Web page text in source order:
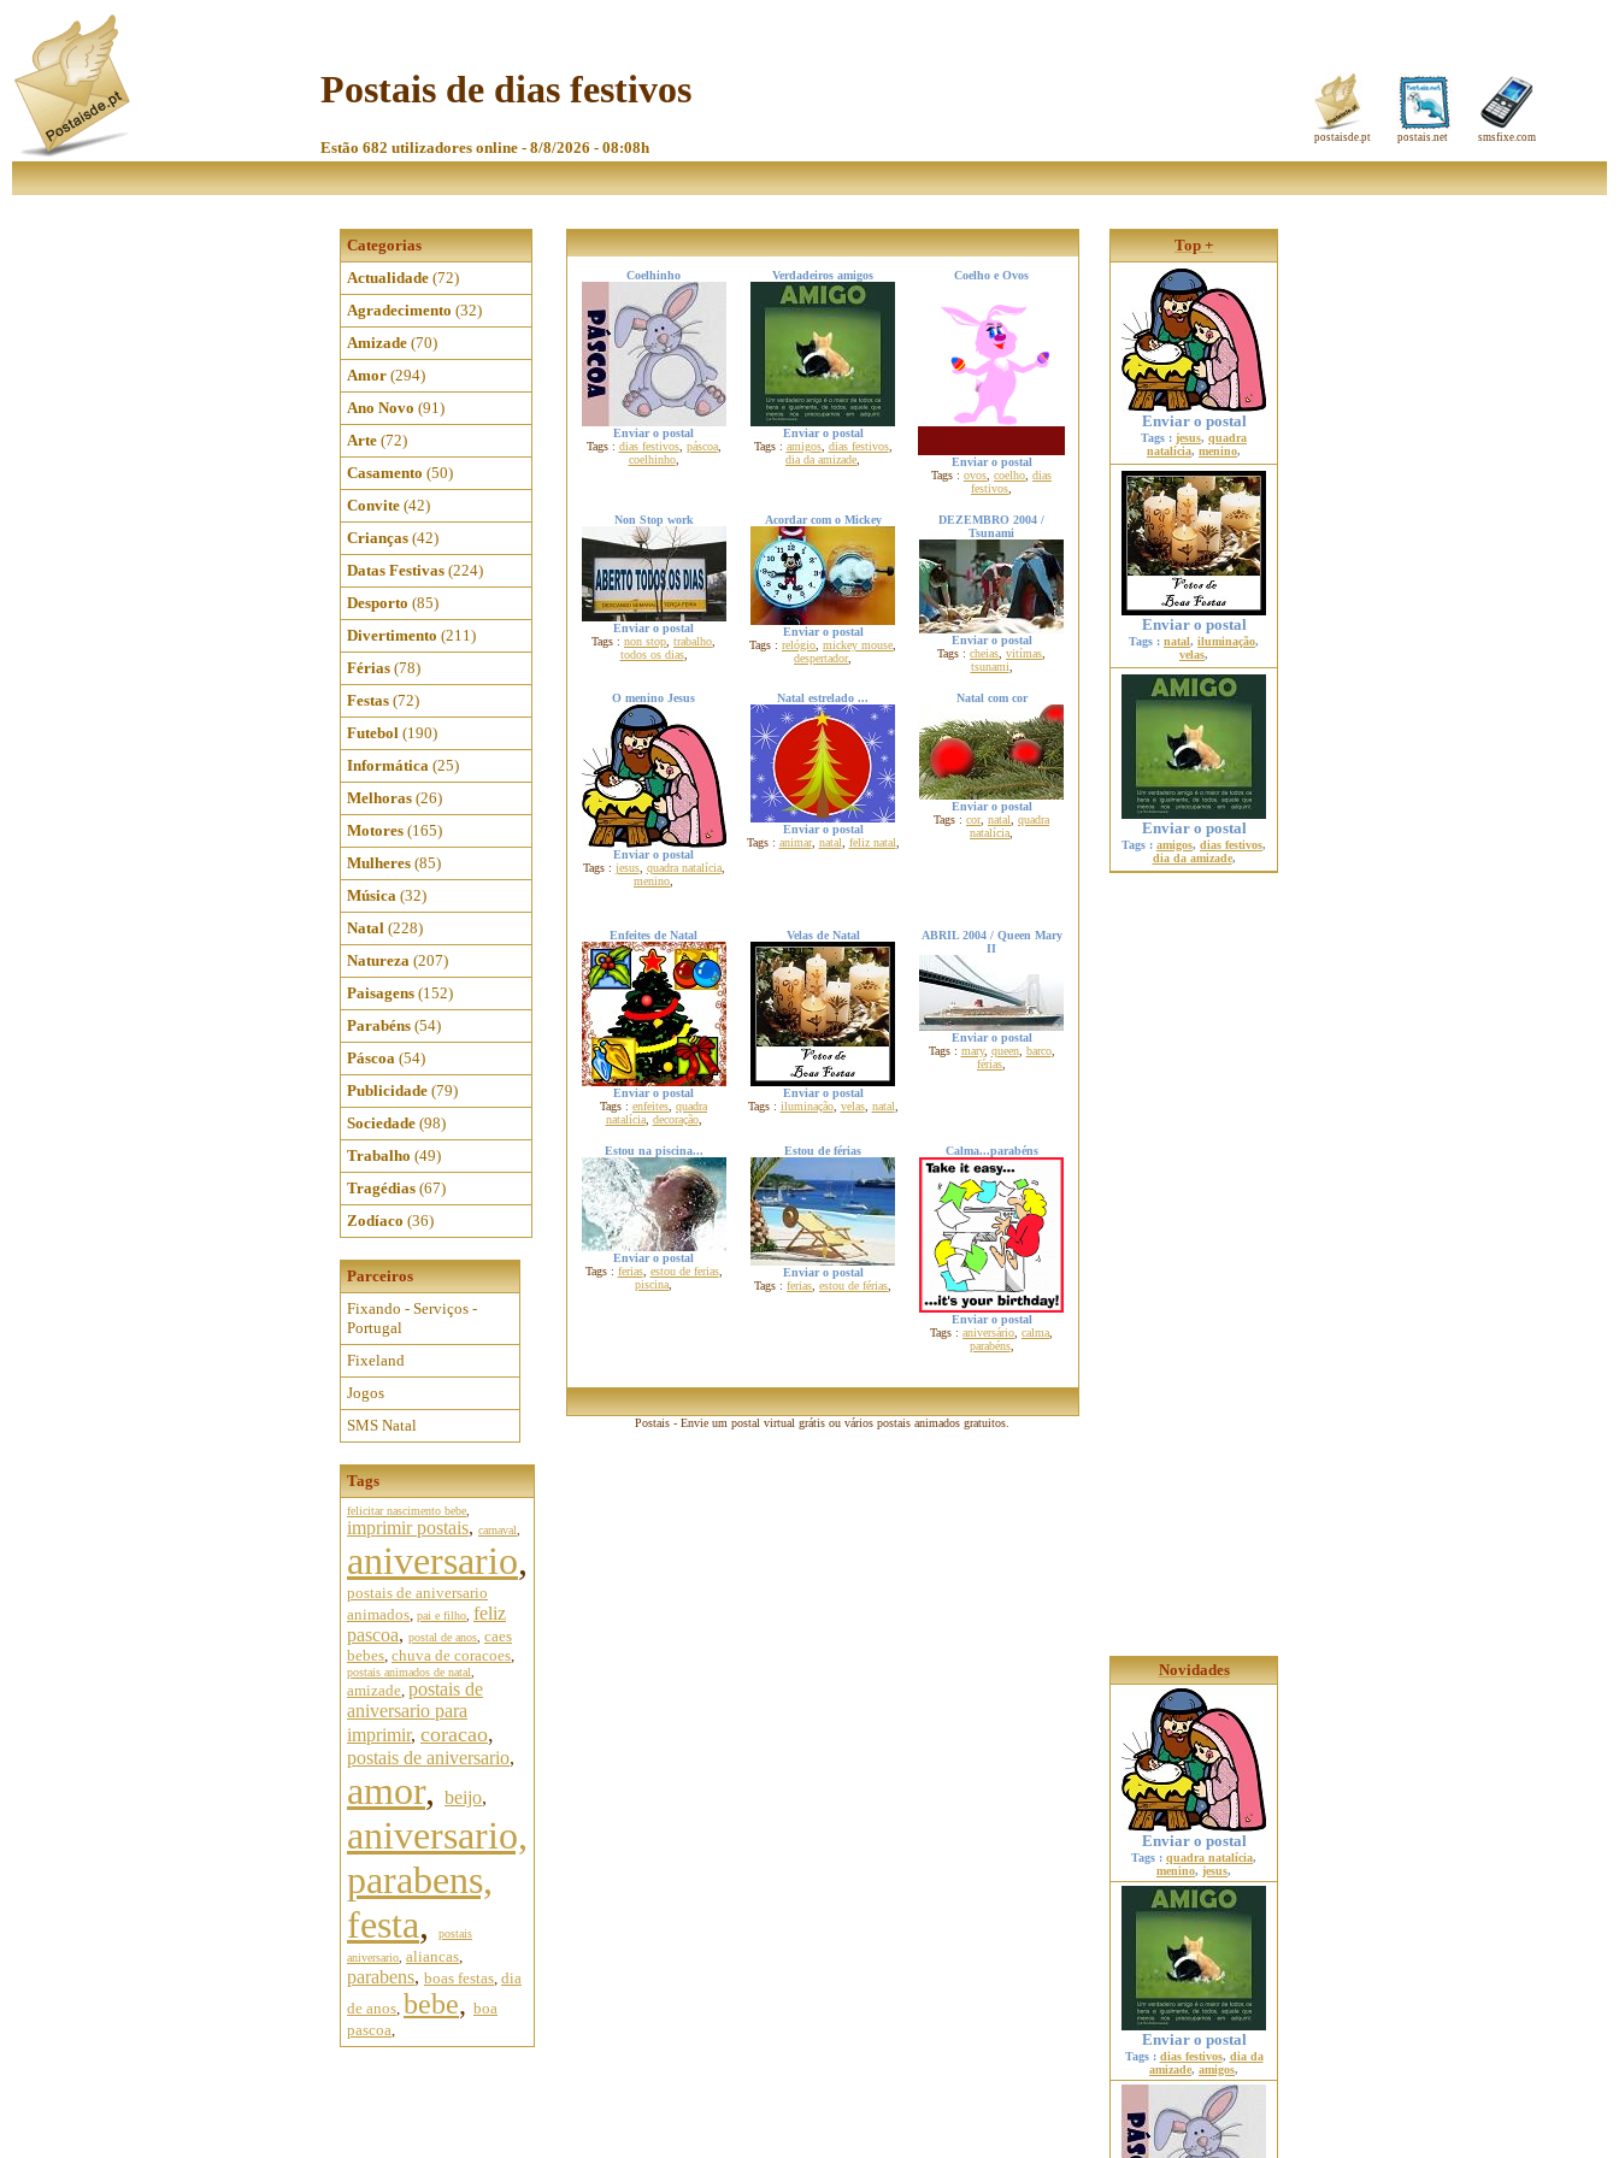
Postais de dias festivos
Estão 682 utilizadores online - 8/8/2026 - 08:08h
postaisde.pt postais.net smsfixe.com
Categorias
Actualidade (72)
Agradecimento (32)
Amizade (70)
Amor (294)
Ano Novo (91)
Arte (72)
Casamento (50)
Convite (42)
Crianças (42)
Datas Festivas (224)
Desporto (85)
Divertimento (211)
Férias (78)
Festas (72)
Futebol (190)
Informática (25)
Melhoras (26)
Motores (165)
Mulheres (85)
Música (32)
Natal (228)
Natureza (207)
Paisagens (152)
Parabéns (54)
Páscoa (54)
Publicidade (79)
Sociedade (98)
Trabalho (49)
Tragédias (67)
Zodíaco (36)
Parceiros
Fixando - Serviços -
Portugal
Fixeland
Jogos
SMS Natal
Tags
felicitar nascimento bebe
imprimir postais, carnaval
aniversario,
postais de aniversario
animados, pai e filho feliz
pascoa, postal de anos caes
bebes, chuva de coracoes,
postais animados de natal
amizade, postais de
aniversario para
imprimir, coracao,
postais de aniversario,
amor, beijo,
aniversario,
parabens,
festa,
postais
aniversario aliancas,
parabens, boas festas, dia
de anos, bebe, boa
pascoa,
Coelhinho
Enviar o postal
Tags : dias festivos, páscoa,
coelhinho,
Verdadeiros amigos
Enviar o postal
Tags : amigos, dias festivos,
dia da amizade
Coelho e Ovos
Enviar o postal
Tags : ovos coelho dias
festivos
Non Stop work
Enviar o postal
Tags : non stop trabalho
todos os dias,
Acordar com o Mickey
Enviar o postal
Tags : relógio mickey mouse
despertador,
DEZEMBRO 2004 /
Tsunami
Enviar o postal
Tags : cheias vitímas
tsunami
O menino Jesus
Enviar o postal
Tags : jesus, quadra natalícia,
menino
Natal estrelado ...
Enviar o postal
Tags : animar, natal feliz natal
Natal com cor
Enviar o postal
Tags : cor, natal
quadra
natalícia
Enfeites de Natal
Enviar o postal
Tags : enfeites quadra
natalícia, decoração,
Velas de Natal
Enviar o postal
Tags : iluminação, velas, natal
ABRIL 2004 / Queen Mary
II
Enviar o postal
Tags : mary, queen, barco,
férias
Estou na piscina...
Enviar o postal
Tags : ferias, estou de ferias,
piscina
Estou de férias
Enviar o postal
Tags : ferias estou de férias
Calma...parabéns
Enviar o postal
Tags : aniversário calma
parabéns,
Postais - Envie um postal virtual grátis ou vários postais animados gratuitos.
Top +
Enviar o postal
Tags : jesus, quadra
natalícia, menino,
Enviar o postal
Tags : natal, iluminação,
velas,
Enviar o postal
Tags : amigos, dias festivos,
dia da amizade,
Novidades
Enviar o postal
Tags : quadra natalícia,
menino, jesus,
Enviar o postal
Tags : dias festivos, dia da
amizade, amigos,